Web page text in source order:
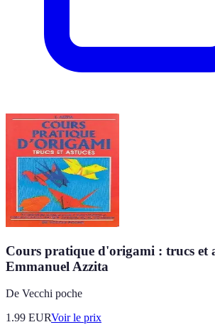
Cours pratique d'origami : trucs et
Emmanuel Azzita
De Vecchi poche
1.99 EURVoir le prix